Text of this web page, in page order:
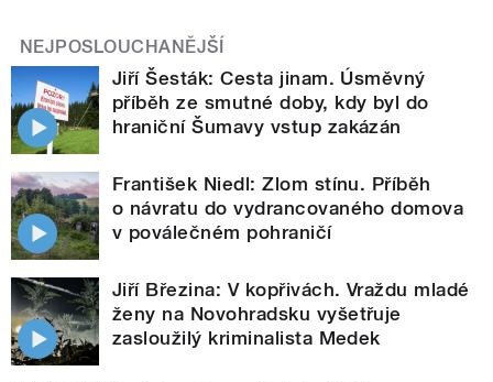
NEJPOSLOUCHANĚJŠÍ
Jiří Šesták: Cesta jinam. Úsměvný
příběh ze smutné doby, kdy byl do
hraniční Šumavy vstup zakázán
František Niedl: Zlom stínu. Příběh
o návratu do vydrancovaného domova
v poválečném pohraničí
Jiří Březina: V kopřivách. Vraždu mladé
ženy na Novohradsku vyšetřuje
zasloužilý kriminalista Medek